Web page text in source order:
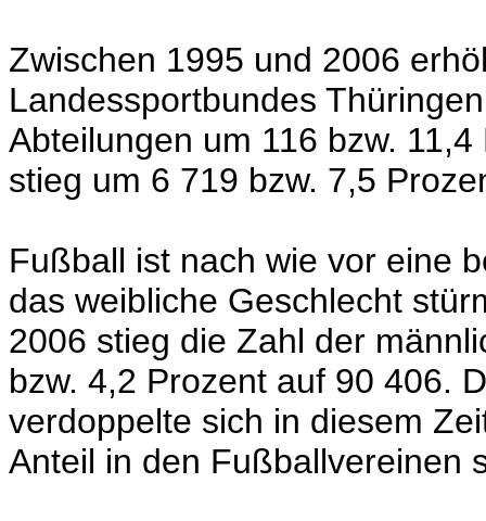
Zwischen 1995 und 2006
Landessportbundes
Abteilungen um 116 bzw.
stieg um 6 719 bzw. 7,5
Fußball ist nach wie vor eine
das weibliche Geschlecht
2006 stieg die Zahl der
bzw. 4,2 Prozent auf 90 406.
verdoppelte sich in diesem
Anteil in den Fußballvereinen